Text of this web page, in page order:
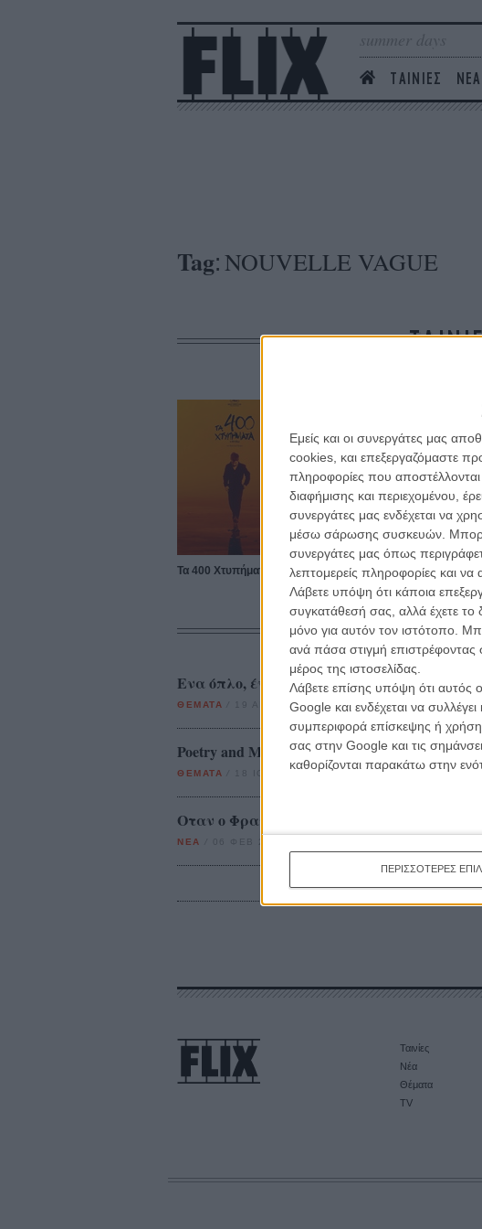
Εμείς και οι συνεργάτες μας
cookies, και επεξεργαζόμαστε
πληροφορίες που αποστέλλονται
διαφήμισης και περιεχομένου,
συνεργάτες μας ενδέχεται να
μέσω σάρωσης συσκευών.
συνεργάτες μας όπως
λεπτομερείς πληροφορίες και να
Λάβετε υπόψη ότι κάποια
συγκατάθεσή σας, αλλά έχετε το
μόνο για αυτόν τον ιστότοπο.
ανά πάσα στιγμή
μέρος της ιστοσελίδας.
Λάβετε επίσης υπόψη ότι αυτός
Google και ενδέχεται να
συμπεριφορά επίσκεψης ή
σας στην Google και τις
καθορίζονται παρακάτω στην
ΠΕΡΙΣΣΟΤΕΡΕΣ
summer days
ΤΑΙΝΙΕΣ ΝΕΑ
Tag: NOUVELLE VAGUE
Τα 400 Χτυπήματα
Ενα όπλο, ένα κορίτσι και ο Ζαν Πολ
ΘΕΜΑΤΑ 19 ΑΠΡ 2011/ Μανώλης Κρανάκης
Poetry and Motion: ο (ιδανικός) κόσμος του
ΘΕΜΑΤΑ Μανώλης Κρανάκης
Οταν ο Φρανσουά Τριφό συνάντησε τον
ΝΕΑ 06 ΦΕΒ 2012
Ταινίες
Νέα
Θέματα
TV